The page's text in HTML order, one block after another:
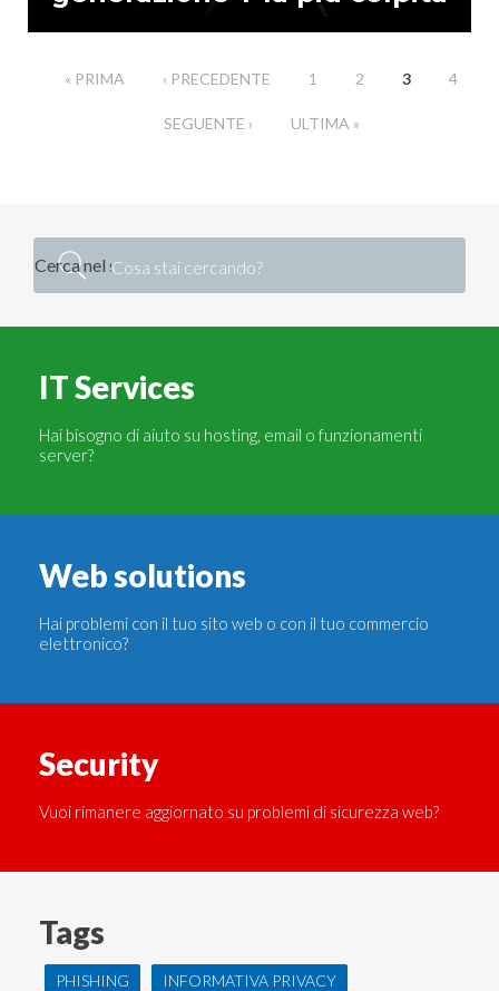
« PRIMA ‹ PRECEDENTE 1 2 3 4
SEGUENTE › ULTIMA »
Form di ricerca
Cerca
IT Services
Hai bisogno di aiuto su hosting, email o funzionamenti
server?
Web solutions
Hai problemi con il tuo sito web o con il tuo commercio
elettronico?
Security
Vuoi rimanere aggiornato su problemi di sicurezza web?
Tags
PHISHING INFORMATIVA PRIVACY